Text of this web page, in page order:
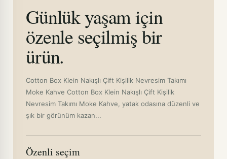
Günlük yaşam için
özenle seçilmiş bir
ürün.
Cotton Box Klein Nakışlı Çift Kişilik Nevresim Takımı
Moke Kahve Cotton Box Klein Nakışlı Çift Kişilik
Nevresim Takımı Moke Kahve, yatak odasına düzenli ve
şık bir görünüm kazan...
Özenli seçim